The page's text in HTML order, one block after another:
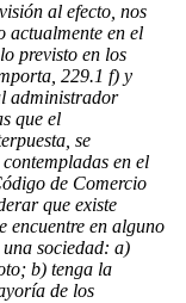
al efecto, nos
actualmente en el
previsto en los
229.1 f) y
administrador
que el
se
en el
de Comercio
que existe
encuentre en alguno
sociedad: a)
b) tenga la
de los